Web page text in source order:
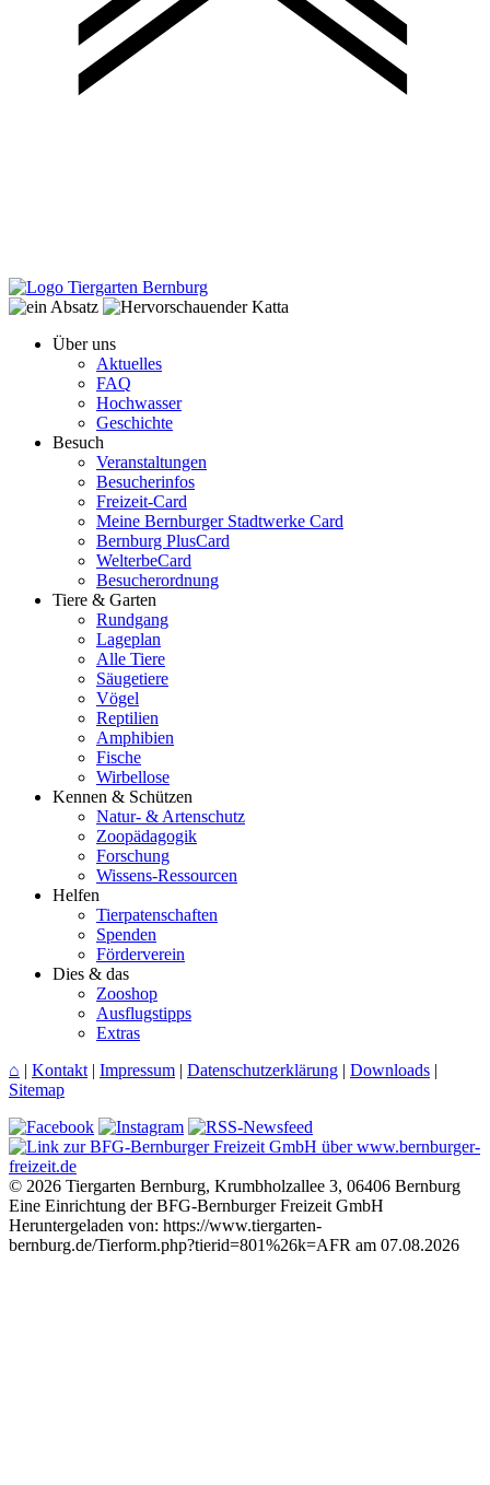
Über uns
Aktuelles
FAQ
Hochwasser
Geschichte
Besuch
Veranstaltungen
Besucherinfos
Freizeit-Card
Meine Bernburger Stadtwerke Card
Bernburg PlusCard
WelterbeCard
Besucherordnung
Tiere & Garten
Rundgang
Lageplan
Alle Tiere
Säugetiere
Vögel
Reptilien
Amphibien
Fische
Wirbellose
Kennen & Schützen
Natur- & Artenschutz
Zoopädagogik
Forschung
Wissens-Ressourcen
Helfen
Tierpatenschaften
Spenden
Förderverein
Dies & das
Zooshop
Ausflugstipps
Extras
⌂ | Kontakt | Impressum | Datenschutzerklärung | Downloads |
Sitemap
© 2026 Tiergarten Bernburg, Krumbholzallee 3, 06406 Bernburg
Eine Einrichtung der BFG-Bernburger Freizeit GmbH
Heruntergeladen von: https://www.tiergarten-
bernburg.de/Tierform.php?tierid=801%26k=AFR am 07.08.2026